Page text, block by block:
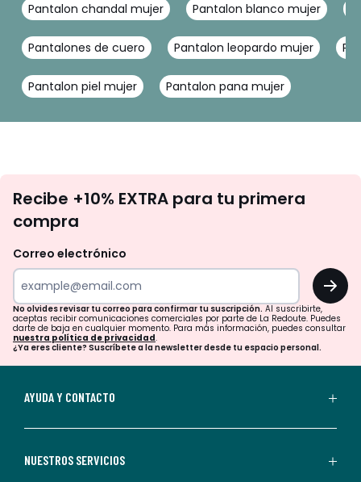
Pantalon chandal mujer Pantalon blanco mujer
Pantalones de cuero Pantalon leopardo mujer
Pantalon piel mujer Pantalon pana mujer
te
tu
para
confirmar
tu
suscripción.
aceptas
Recibe +10% EXTRA para tu primera
compra
Correo electrónico
OK
No olvides revisar tu correo para confirmar tu suscripción. Al suscribirte,
aceptas recibir comunicaciones comerciales por parte de La Redoute. Puedes
darte de baja en cualquier momento. Para más información, puedes consultar
nuestra política de privacidad.
¿Ya eres cliente? Suscríbete a la newsletter desde tu espacio personal.
AYUDA Y CONTACTO
NUESTROS SERVICIOS